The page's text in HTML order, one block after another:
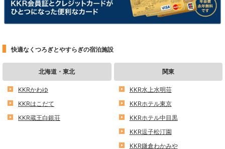
快適なくつろぎとやすらぎの宿泊施設
北海道・東北
KKRかわゆ
KKRはこだて
KKR蔵王白銀荘
関東
KKR水上水明荘
KKRホテル東京
KKRホテル中目黒
KKR逗子松汀園
KKR鎌倉わかみや